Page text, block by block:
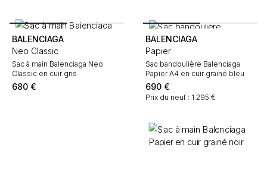
BALENCIAGA
Neo Classic
Sac à main Balenciaga Neo
Classic en cuir gris
680 €
BALENCIAGA
Papier
Sac bandoulière Balenciaga
Papier A4 en cuir grainé bleu
690 €
Prix du neuf : 1 295 €